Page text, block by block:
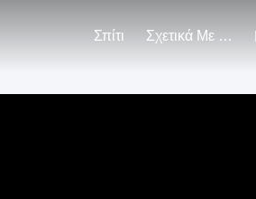
Σπίτι Σχετικά Με Εμάς